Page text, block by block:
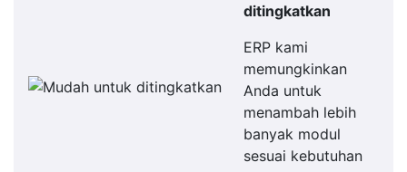
ditingkatkan
ERP kami
memungkinkan
Anda untuk
menambah lebih
banyak modul
sesuai kebutuhan